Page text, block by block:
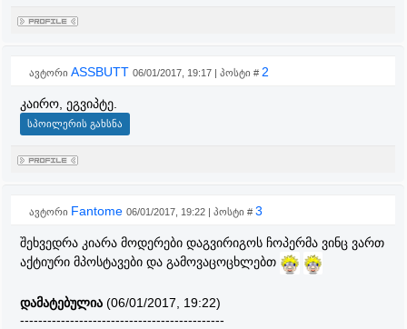
ავტორი ASSBUTT 06/01/2017, 19:17 | პოსტი # 2
კაირო, ეგვიპტე.
ავტორი Fantome 06/01/2017, 19:22 | პოსტი # 3
შეხვედრა კიარა მოდერები დაგვირიგოს ჩოპერმა ვინც ვართ
აქტიური მპოსტავები და გამოვაცოცხლებთ
დამატებულია (06/01/2017, 19:22)
---------------------------------------------